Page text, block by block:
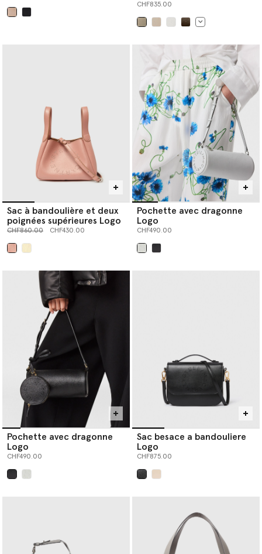
CHF835.00
Sac à bandoulière et deux
poignées supérieures Logo
Prix réduit à partir de
CHF860.00jusqu’à
CHF430.00
Pochette avec dragonne
Logo
CHF490.00
Pochette avec dragonne
Logo
CHF490.00
Sac besace a bandouliere
Logo
CHF875.00